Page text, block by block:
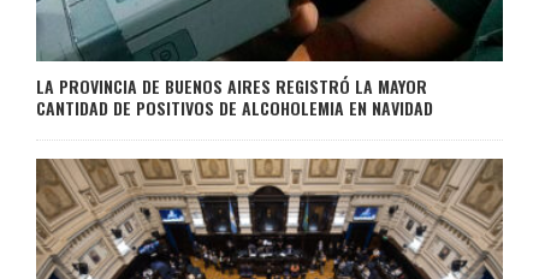
LA PROVINCIA DE BUENOS AIRES REGISTRÓ LA MAYOR
CANTIDAD DE POSITIVOS DE ALCOHOLEMIA EN NAVIDAD